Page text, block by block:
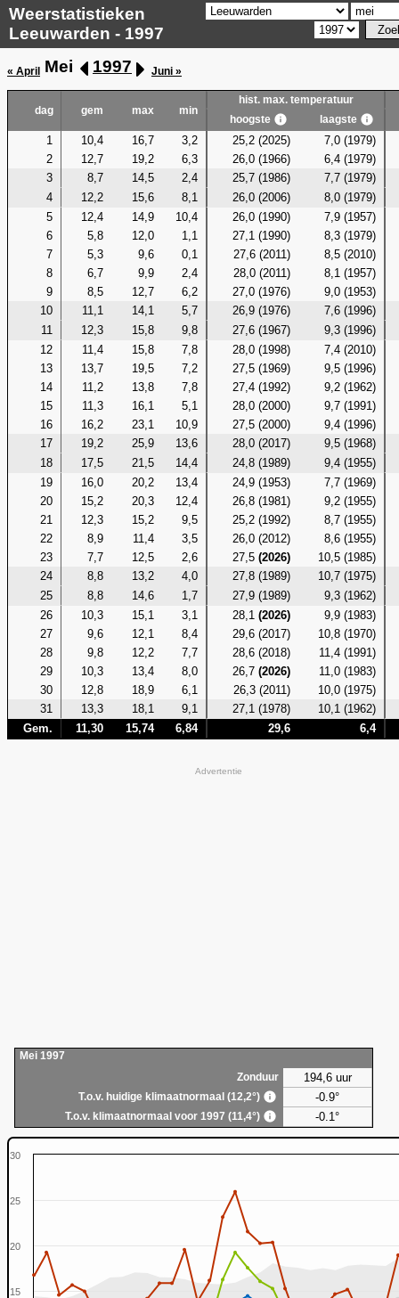
Weerstatistieken
Leeuwarden - 1997
« April Mei 1997 Juni »
dag gem max min
hist. max. temperatuur
hoogste
laagste
1 10,4 16,7 3,2 25,2 (2025)
7,0 (1979)
2
12,7 19,2 6,3 26,0 (1966)
6,4 (1979)
3
8,7 14,5 2,4 25,7 (1986)
7,7 (1979)
4
12,2 15,6 8,1 26,0 (2006)
8,0 (1979)
5
12,4 14,9 10,4 26,0 (1990)
7,9 (1957)
6
5,8 12,0 1,1 27,1 (1990)
8,3 (1979)
7
5,3 9,6 0,1 27,6 (2011)
8,5 (2010)
8
6,7 9,9 2,4 28,0 (2011)
8,1 (1957)
9
8,5 12,7 6,2 27,0 (1976)
9,0 (1953)
10
11,1 14,1 5,7 26,9 (1976)
7,6 (1996)
11
12,3 15,8 9,8 27,6 (1967)
9,3 (1996)
12
11,4 15,8 7,8 28,0 (1998)
7,4 (2010)
13
13,7 19,5 7,2 27,5 (1969)
9,5 (1996)
14
11,2 13,8 7,8 27,4 (1992)
9,2 (1962)
15
11,3 16,1 5,1 28,0 (2000)
9,7 (1991)
16
16,2 23,1 10,9 27,5 (2000)
9,4 (1996)
17
19,2 25,9 13,6 28,0 (2017)
9,5 (1968)
18
17,5 21,5 14,4 24,8 (1989)
9,4 (1955)
19
16,0 20,2 13,4 24,9 (1953)
7,7 (1969)
20
15,2 20,3 12,4 26,8 (1981)
9,2 (1955)
21
12,3 15,2 9,5 25,2 (1992)
8,7 (1955)
22
8,9 11,4 3,5 26,0 (2012)
8,6 (1955)
23
7,7 12,5 2,6 27,5(2026)
10,5 (1985)
24
8,8 13,2 4,0 27,8 (1989)
10,7 (1975)
25
8,8 14,6 1,7 27,9 (1989)
9,3 (1962)
26
10,3 15,1 3,1 28,1(2026)
9,9 (1983)
27
9,6 12,1 8,4 29,6 (2017)
10,8 (1970)
28
9,8 12,2 7,7 28,6 (2018)
11,4 (1991)
29
10,3 13,4 8,0 26,7(2026)
11,0 (1983)
30
12,8 18,9 6,1 26,3 (2011)
10,0 (1975)
31
13,3 18,1 9,1 27,1 (1978)
10,1 (1962)
Gem.
11,30 15,74 6,84 29,6 6,4
Advertentie
Mei 1997
Zonduur
194,6 uur
T.o.v. huidige klimaatnormaal (12,2°) -0.9°
T.o.v. klimaatnormaal voor 1997 (11,4°) -0.1°
15
20
25
30